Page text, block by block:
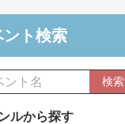
ント検索
検索
ルから探す